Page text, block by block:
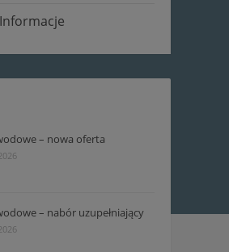
Informacje
– nowa oferta
– nabór uzupełniający